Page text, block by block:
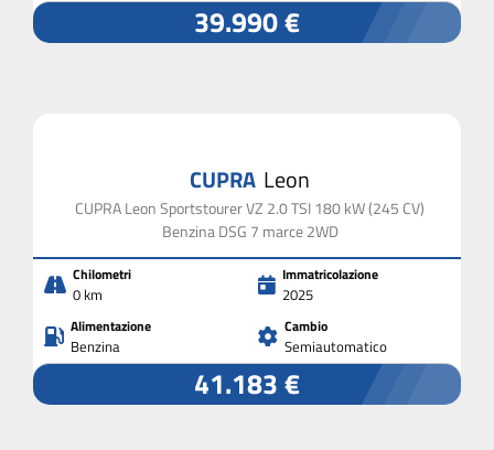
39.990 €
CUPRA Leon
CUPRA Leon Sportstourer VZ 2.0 TSI 180 kW (245 CV)
Benzina DSG 7 marce 2WD
Chilometri
0 km
Immatricolazione
2025
Alimentazione
Benzina
Cambio
Semiautomatico
41.183 €